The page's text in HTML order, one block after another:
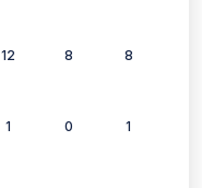
12 8 8
1 0 1